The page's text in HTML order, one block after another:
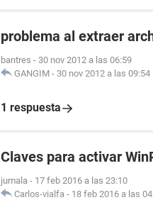
problema al extraer
bantres - 30 nov 2012 a las 06:59
GANGIM - 30 nov 2012 a las 09:54
1 respuesta
Claves para activar
jumala - 17 feb 2016 a las 23:10
Carlos-vialfa - 18 feb 2016 a las